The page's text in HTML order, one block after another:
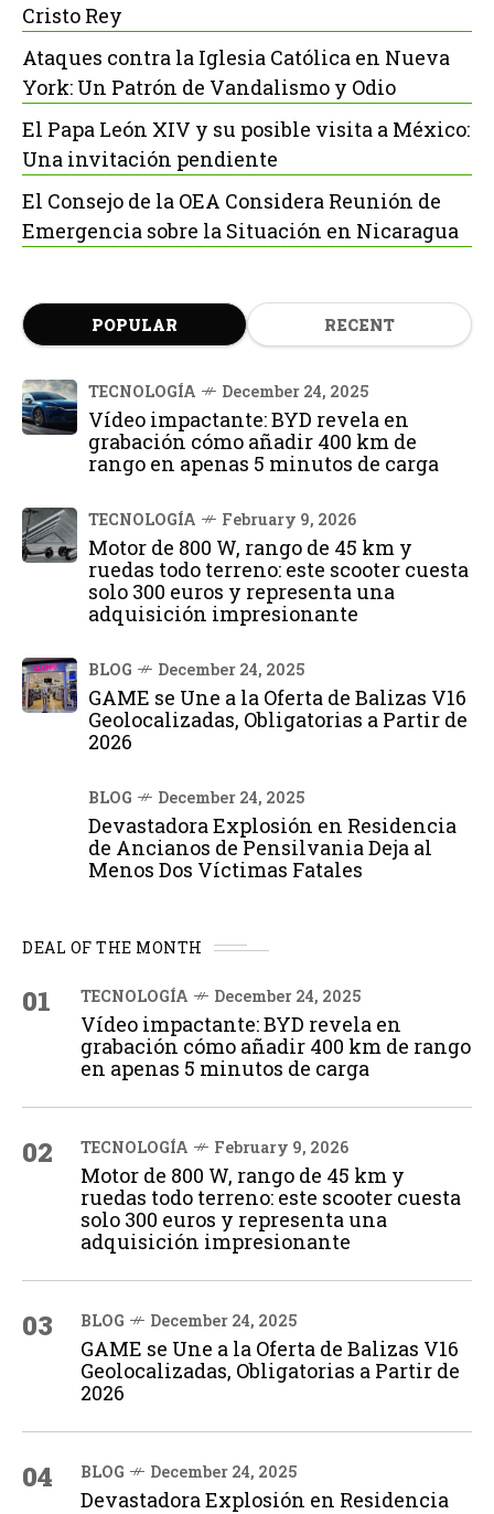
Cristo Rey
Ataques contra la Iglesia Católica en Nueva
York: Un Patrón de Vandalismo y Odio
El Papa León XIV y su posible visita a México:
Una invitación pendiente
El Consejo de la OEA Considera Reunión de
Emergencia sobre la Situación en Nicaragua
POPULAR RECENT
TECNOLOGÍA December 24, 2025
Vídeo impactante: BYD revela en
grabación cómo añadir 400 km de
rango en apenas 5 minutos de carga
TECNOLOGÍA February 9, 2026
Motor de 800 W, rango de 45 km y
ruedas todo terreno: este scooter cuesta
solo 300 euros y representa una
adquisición impresionante
BLOG December 24, 2025
GAME se Une a la Oferta de Balizas V16
Geolocalizadas, Obligatorias a Partir de
2026
BLOG December 24, 2025
Devastadora Explosión en Residencia
de Ancianos de Pensilvania Deja al
Menos Dos Víctimas Fatales
DEAL OF THE MONTH
01 TECNOLOGÍA December 24, 2025
Vídeo impactante: BYD revela en
grabación cómo añadir 400 km de rango
en apenas 5 minutos de carga
02 TECNOLOGÍA February 9, 2026
Motor de 800 W, rango de 45 km y
ruedas todo terreno: este scooter cuesta
solo 300 euros y representa una
adquisición impresionante
03 BLOG December 24, 2025
GAME se Une a la Oferta de Balizas V16
Geolocalizadas, Obligatorias a Partir de
2026
04 BLOG December 24, 2025
Devastadora Explosión en Residencia